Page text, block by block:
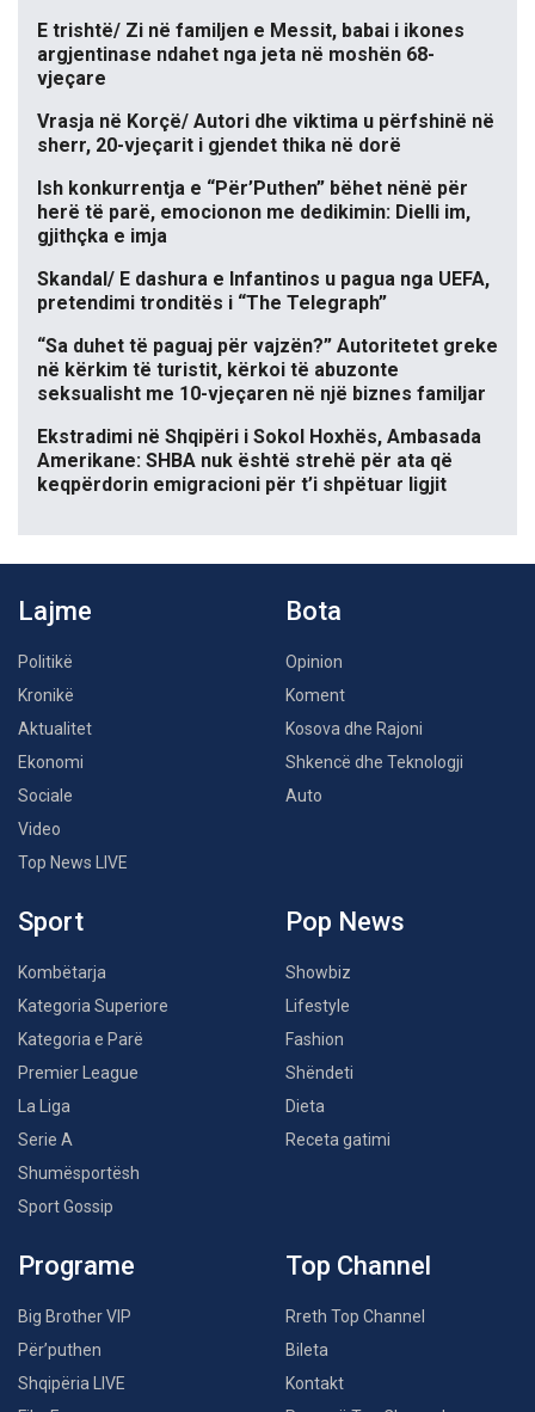
E trishtë/ Zi në familjen e Messit, babai i ikones
argjentinase ndahet nga jeta në moshën 68-
vjeçare
Vrasja në Korçë/ Autori dhe viktima u përfshinë në
sherr, 20-vjeçarit i gjendet thika në dorë
Ish konkurrentja e “Për’Puthen” bëhet nënë për
herë të parë, emocionon me dedikimin: Dielli im,
gjithçka e imja
Skandal/ E dashura e Infantinos u pagua nga UEFA,
pretendimi tronditës i “The Telegraph”
“Sa duhet të paguaj për vajzën?” Autoritetet greke
në kërkim të turistit, kërkoi të abuzonte
seksualisht me 10-vjeçaren në një biznes familjar
Ekstradimi në Shqipëri i Sokol Hoxhës, Ambasada
Amerikane: SHBA nuk është strehë për ata që
keqpërdorin emigracioni për t’i shpëtuar ligjit
Lajme
Politikë
Kronikë
Aktualitet
Ekonomi
Sociale
Video
Top News LIVE
Bota
Opinion
Koment
Kosova dhe Rajoni
Shkencë dhe Teknologji
Auto
Sport
Kombëtarja
Kategoria Superiore
Kategoria e Parë
Premier League
La Liga
Serie A
Shumësportësh
Sport Gossip
Pop News
Showbiz
Lifestyle
Fashion
Shëndeti
Dieta
Receta gatimi
Programe
Big Brother VIP
Për’puthen
Shqipëria LIVE
Top Channel
Rreth Top Channel
Bileta
Kontakt